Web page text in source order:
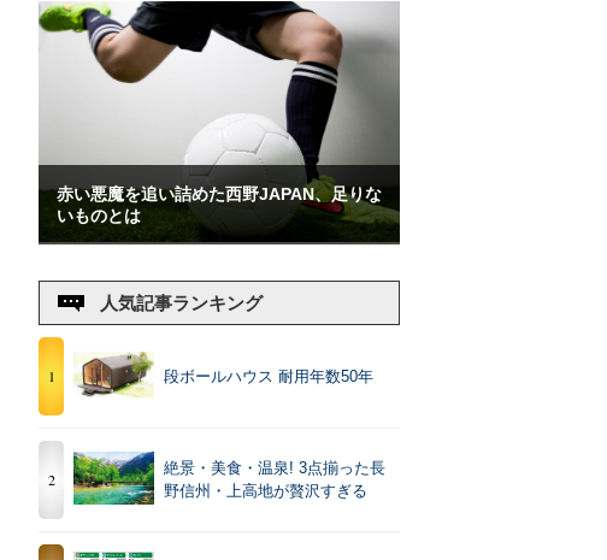
赤い悪魔を追い詰めた西野JAPAN、足りな
いものとは
人気記事ランキング
1 段ボールハウス 耐用年数50年
2
絶景・美食・温泉! 3点揃った長
野信州・上高地が贅沢すぎる